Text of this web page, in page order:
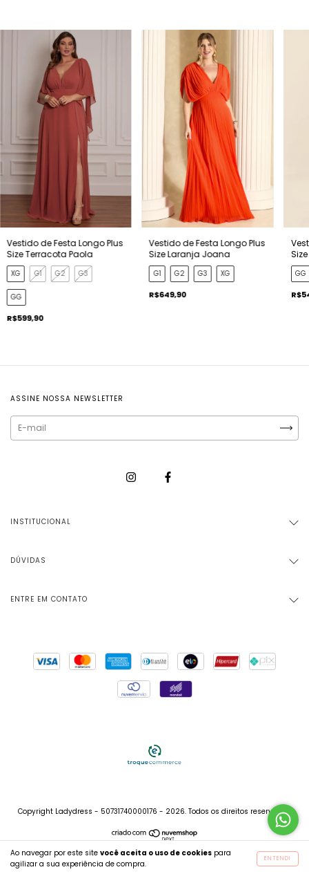
Ao navegar por este site você aceita o uso de cookies para
agilizar a sua experiência de compra.
ENTENDI
Vestido de Festa Longo Plus
Size Terracota Paola
XG G1 G2 G3
GG
R$599,90
Vestido de Festa Longo Plus
Size Laranja Joana
G1 G2 G3 XG
R$649,90
GG
ASSINE NOSSA NEWSLETTER
INSTITUCIONAL
DÚVIDAS
ENTRE EM CONTATO
Copyright Ladydress - 50731740000176 - 2026. Todos os direitos reservados.